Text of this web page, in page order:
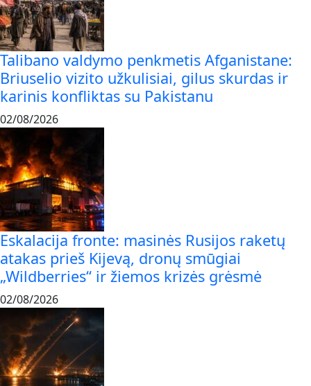
Talibano valdymo penkmetis Afganistane:
Briuselio vizito užkulisiai, gilus skurdas ir
karinis konfliktas su Pakistanu
02/08/2026
Eskalacija fronte: masinės Rusijos raketų
atakas prieš Kijevą, dronų smūgiai
„Wildberries“ ir žiemos krizės grėsmė
02/08/2026